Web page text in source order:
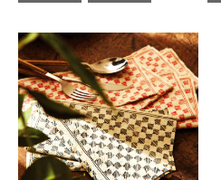
#8월호 룩
#가구
#룩
#벽지
#월페이퍼
#인테리어
#조명
#집 꾸미기
#집 인테리어